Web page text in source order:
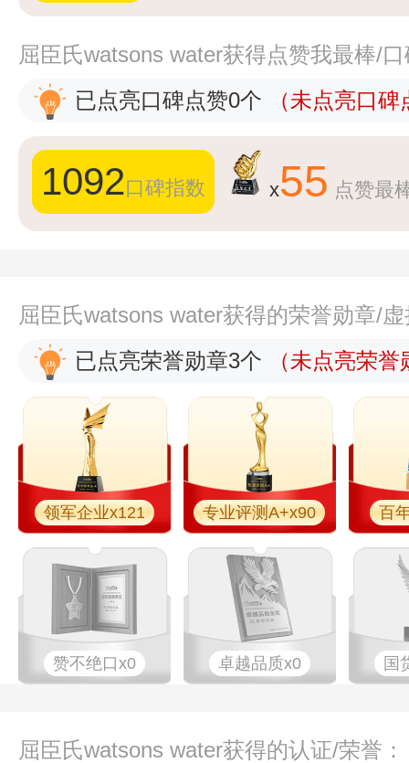
屈臣氏watsons water获得点赞我最棒/
已点亮口碑点赞0个
（未点亮口
1092口碑指数 x55 点赞最
屈臣氏watsons water获得的荣誉勋章/
已点亮荣誉勋章3个
（未点亮荣
领军企业x121 专业评测A+x90 百
赞不绝口x0 卓越品质x0 国
屈臣氏watsons water获得的认证/荣誉：